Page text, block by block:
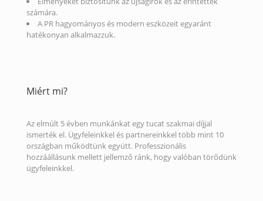
számára.
A PR hagyományos és modern eszközeit egyaránt
hatékonyan alkalmazzuk.
Miért mi?
Az elmúlt 5 évben munkánkat egy tucat szakmai díjjal
ismerték el. Ügyfeleinkkel és partnereinkkel több mint 10
országban működtünk együtt. Professzionális
hozzáállásunk mellett jellemző ránk, hogy valóban törődünk
ügyfeleinkkel.